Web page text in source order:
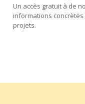
Un accès gratuit à de
informations
projets.